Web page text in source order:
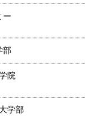
ー
部
院
学部